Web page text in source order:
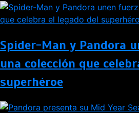
Spider-Man y Pandora
una colección que
superhéroe